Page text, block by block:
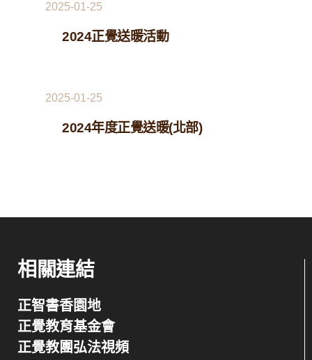
2025-01-25
2024正覺送暖活動
2025-01-25
2024年度正覺送暖(北部)
相關連結
正智書香園地
正覺教育基金會
正覺教團弘法視頻